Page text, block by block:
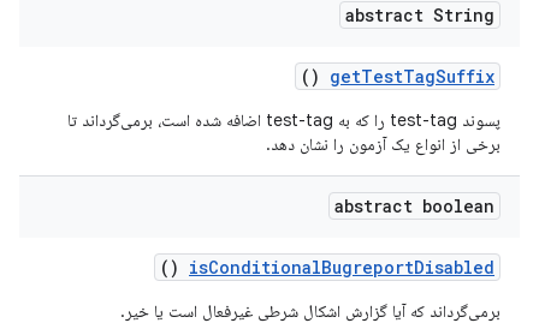
abstract String
getTestTagSuffix
()
پسوند test-tag را که به test-tag اضافه شده است، برمی‌گرداند تا
برخی از انواع یک آزمون را نشان دهد.
abstract boolean
isConditionalBugreportDisabled
()
برمی‌گرداند که آیا گزارش اشکال شرطی غیرفعال است یا خیر.